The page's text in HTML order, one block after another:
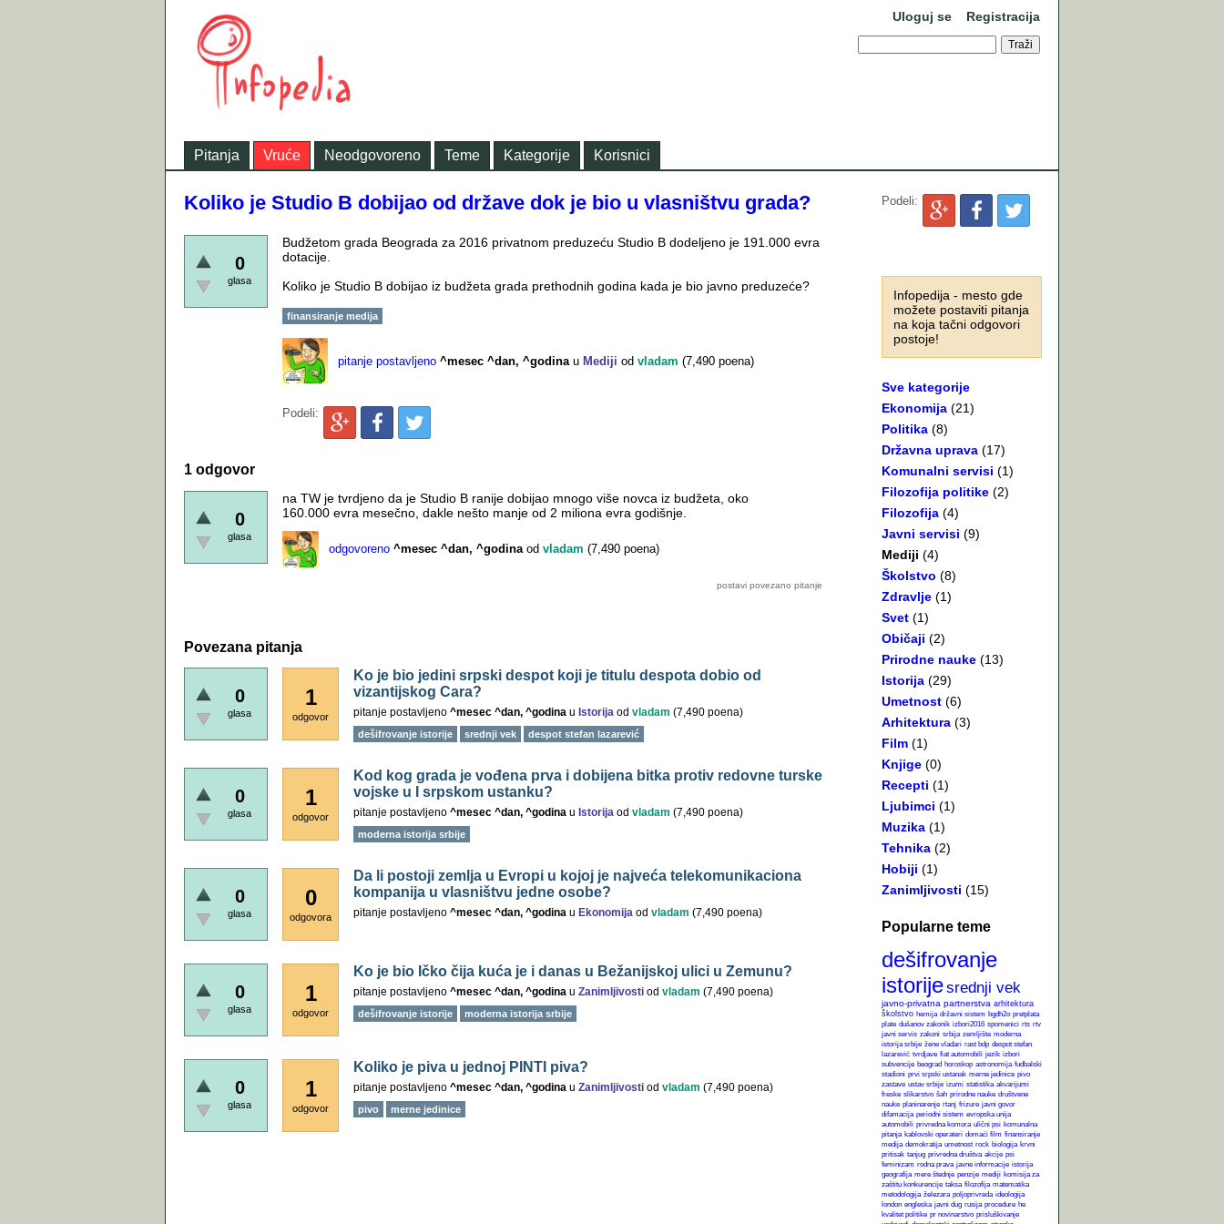
Uloguj se Registracija
Pitanja Vruće Neodgovoreno Teme Kategorije Korisnici
Podeli:
Infopedija - mesto gde
možete postaviti pitanja
na koja tačni odgovori
postoje!
Sve kategorije
Ekonomija (21)
Politika (8)
Državna uprava (17)
Komunalni servisi (1)
Filozofija politike (2)
Filozofija (4)
Javni servisi (9)
Mediji (4)
Školstvo (8)
Zdravlje (1)
Svet (1)
Običaji (2)
Prirodne nauke (13)
Istorija (29)
Umetnost (6)
Arhitektura (3)
Film (1)
Knjige (0)
Recepti (1)
Ljubimci (1)
Muzika (1)
Tehnika (2)
Hobiji (1)
Zanimljivosti (15)
Popularne teme
dešifrovanje
istorijesrednji vek
javno-privatna partnerstva arhitektura
školstvo hemija državni sistem bgdh2o pretplata
plate dušanov zakonik izbori2016 spomenici rts rtv
javni servis zakoni srbija zemljište moderna
istorija srbije žene vladari rast bdp despot stefan
lazarević tvrdjave fiat automobili jezik izbori
subvencije beograd horoskop astronomija fudbalski
stadioni prvi srpski ustanak merne jedinice pivo
zastave ustav srbije izumi statistika akvarijumi
freske slikarstvo šah prirodne nauke društvene
nauke planinarenje rtanj frizure javni govor
difamacija periodni sistem evropska unija
automobili privredna komora ulični psi komunalna
pitanja kablovski operateri domaći film finansiranje
medija demokratija umetnost rock biologija krvni
pritisak tanjug privredna društva akcije psi
feminizam rodna prava javne informacije istorija
geografija mere štednje penzije mediji komisija za
zaštitu konkurencije taksa filozofija matematika
metodologija železara poljoprivreda ideologija
london engleska javni dug rusija procedure he
kvalitet politike pr novinarstvo prisluškivanje
Koliko je Studio B dobijao od države dok je bio u vlasništvu grada?
0
glasa
Budžetom grada Beograda za 2016 privatnom preduzeću Studio B dodeljeno je 191.000 evra
dotacije.
Koliko je Studio B dobijao iz budžeta grada prethodnih godina kada je bio javno preduzeće?
finansiranje medija
pitanje postavljeno ^mesec ^dan, ^godina u Mediji od vladam (7,490 poena)
Podeli:
1 odgovor
0
glasa
na TW je tvrdjeno da je Studio B ranije dobijao mnogo više novca iz budžeta, oko
160.000 evra mesečno, dakle nešto manje od 2 miliona evra godišnje.
odgovoreno ^mesec ^dan, ^godina od vladam (7,490 poena)
Povezana pitanja
0
glasa
1
odgovor
Ko je bio jedini srpski despot koji je titulu despota dobio od
vizantijskog Cara?
pitanje postavljeno ^mesec ^dan, ^godina u Istorija od vladam (7,490 poena)
dešifrovanje istorije srednji vek despot stefan lazarević
0
glasa
1
odgovor
Kod kog grada je vođena prva i dobijena bitka protiv redovne turske
vojske u I srpskom ustanku?
pitanje postavljeno ^mesec ^dan, ^godina u Istorija od vladam (7,490 poena)
moderna istorija srbije
0
glasa
0
odgovora
Da li postoji zemlja u Evropi u kojoj je najveća telekomunikaciona
kompanija u vlasništvu jedne osobe?
pitanje postavljeno ^mesec ^dan, ^godina u Ekonomija od vladam (7,490 poena)
0
glasa
1
odgovor
Ko je bio Ičko čija kuća je i danas u Bežanijskoj ulici u Zemunu?
pitanje postavljeno ^mesec ^dan, ^godina u Zanimljivosti od vladam (7,490 poena)
dešifrovanje istorije moderna istorija srbije
0
glasa
1
odgovor
Koliko je piva u jednoj PINTI piva?
pitanje postavljeno ^mesec ^dan, ^godina u Zanimljivosti od vladam (7,490 poena)
pivo merne jedinice